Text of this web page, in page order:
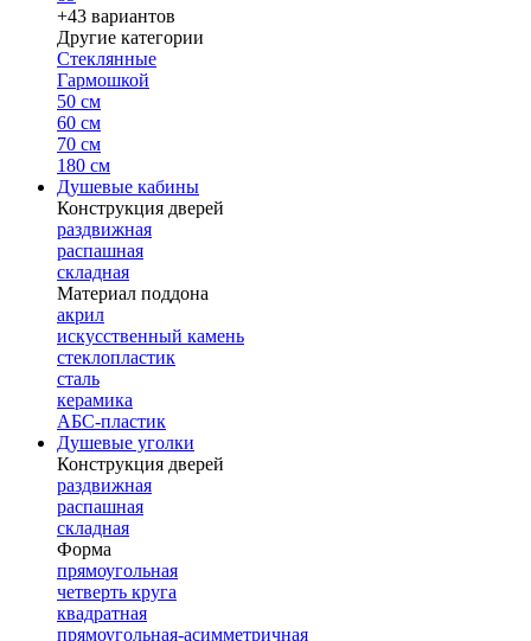
+43 вариантов
Другие категории
Стеклянные
Гармошкой
50 см
60 см
70 см
180 см
Душевые кабины
Конструкция дверей
раздвижная
распашная
складная
Материал поддона
акрил
искусственный камень
стеклопластик
сталь
керамика
АБС-пластик
Душевые уголки
Конструкция дверей
раздвижная
распашная
складная
Форма
прямоугольная
четверть круга
квадратная
прямоугольная-асимметричная